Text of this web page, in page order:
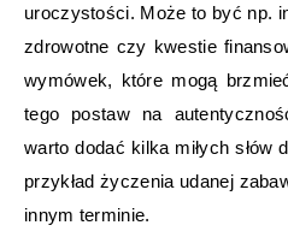
uroczystości. Może to być np.
zdrowotne czy kwestie
wymówek, które mogą
tego postaw na
warto dodać kilka miłych słów
przykład życzenia udanej
innym terminie.